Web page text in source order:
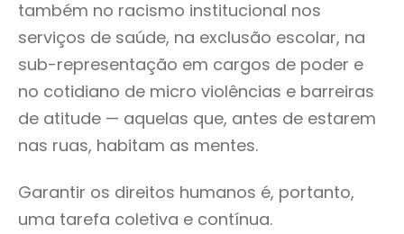
também no racismo institucional nos
serviços de saúde, na exclusão escolar, na
sub-representação em cargos de poder e
no cotidiano de micro violências e barreiras
de atitude — aquelas que, antes de estarem
nas ruas, habitam as mentes.
Garantir os direitos humanos é, portanto,
uma tarefa coletiva e contínua.